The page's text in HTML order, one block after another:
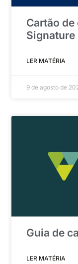
Cartão
Signature
LER MATÉRIA
9 de agosto de
Guia de
LER MATÉRIA